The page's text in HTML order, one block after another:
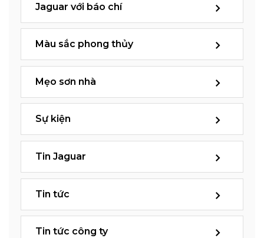
Jaguar với báo chí
Màu sắc phong thủy
Mẹo sơn nhà
Sự kiện
Tin Jaguar
Tin tức
Tin tức công ty